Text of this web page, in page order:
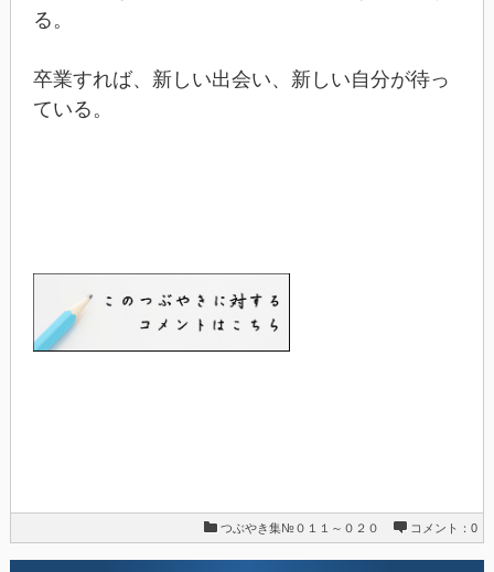
る。
卒業すれば、新しい出会い、新しい自分が待っ
ている。
つぶやき集№０１１～０２０ コメント：0